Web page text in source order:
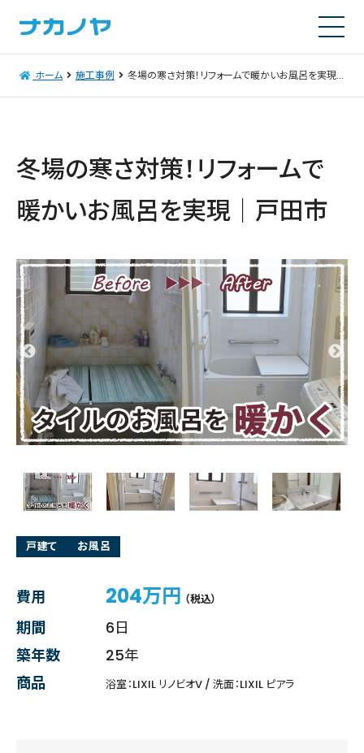
ホーム 施工事例 冬場の寒さ対策！リフォームで暖かいお風呂を実現｜戸田市
冬場の寒さ対策！リフォームで
暖かいお風呂を実現｜戸田市
戸建て お風呂
費用 204万円 （税込）
期間
6日
築年数
25年
商品
浴室：LIXIL リノビオV / 洗面：LIXIL ピアラ